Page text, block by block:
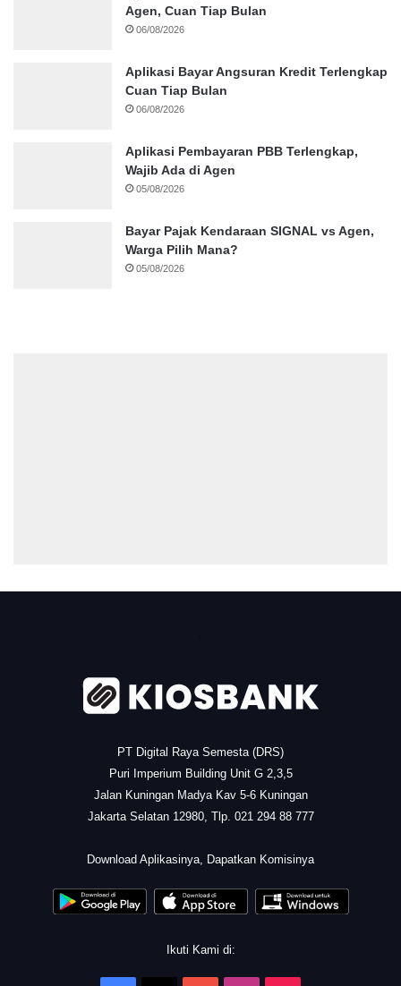
Agen, Cuan Tiap Bulan
06/08/2026
Aplikasi Bayar Angsuran Kredit Terlengkap
Cuan Tiap Bulan
06/08/2026
Aplikasi Pembayaran PBB Terlengkap,
Wajib Ada di Agen
05/08/2026
Bayar Pajak Kendaraan SIGNAL vs Agen,
Warga Pilih Mana?
05/08/2026
PT Digital Raya Semesta (DRS)
Puri Imperium Building Unit G 2,3,5
Jalan Kuningan Madya Kav 5-6 Kuningan
Jakarta Selatan 12980, Tlp. 021 294 88 777
Download Aplikasinya, Dapatkan Komisinya
Ikuti Kami di: